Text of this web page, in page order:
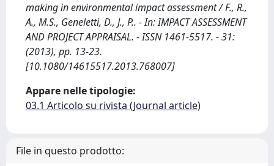
making in environmental impact assessment / F., R.,
A., M.S., Geneletti, D., J., P.. - In: IMPACT ASSESSMENT
AND PROJECT APPRAISAL. - ISSN 1461-5517. - 31:
(2013), pp. 13-23.
[10.1080/14615517.2013.768007]
Appare nelle tipologie:
03.1 Articolo su rivista (Journal article)
File in questo prodotto: